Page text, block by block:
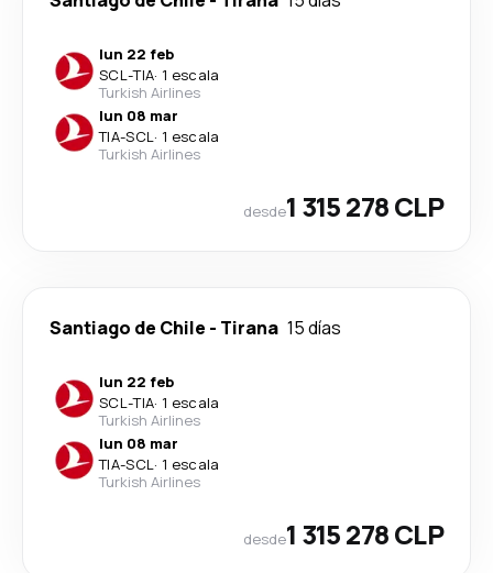
lun 22 feb
SCL-TIA· 1 escala
Turkish Airlines
lun 08 mar
TIA-SCL· 1 escala
Turkish Airlines
desde1 315 278 CLP
Santiago de Chile - Tirana 15 días
lun 22 feb
SCL-TIA· 1 escala
Turkish Airlines
lun 08 mar
TIA-SCL· 1 escala
Turkish Airlines
desde1 315 278 CLP